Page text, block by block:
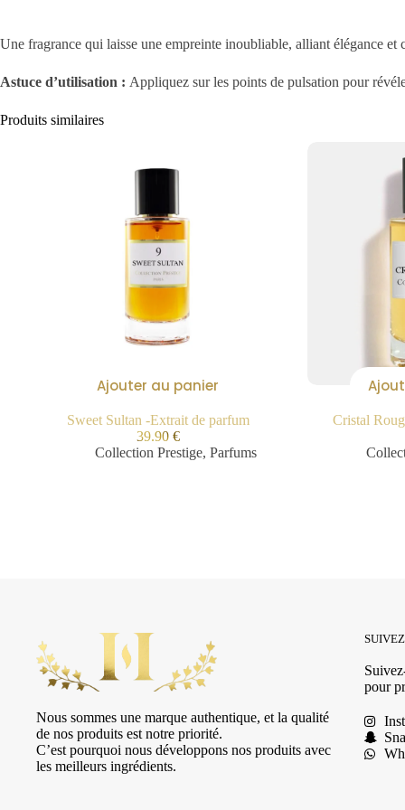
Une fragrance qui laisse une empreinte inoubliable, alliant élégance
Astuce d’utilisation : Appliquez sur les points de pulsation pour
Produits similaires
Ajouter au panier
Sweet Sultan -Extrait de parfum
39.90 €
Collection Prestige,Parfums
Cristal
Nous sommes une marque authentique, et la qualité
de nos produits est notre priorité.
C’est pourquoi nous développons nos produits avec
les meilleurs ingrédients.
pour